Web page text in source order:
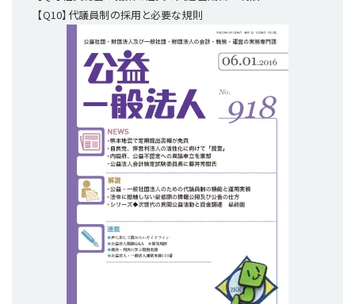
【連載】会計相談室
【連載】公益法人運営実務の処方箋
【連載】公益法人会計検定試験一問一答
【連載】公益法人のための「新公益信託」活用戦略
【連載】シェアコモン200 誌上相談室
【連載】実務と税務のポイント
【連載】事務局だよりPLUS
【連載】テーマで紐解く逆引きガイドライン
【連載】悩みと向き合う経営学
【連載】労務管理の歩き方
お問合せ
プライバシーポリシー
【Q10】代議員制の採用と必要な規則